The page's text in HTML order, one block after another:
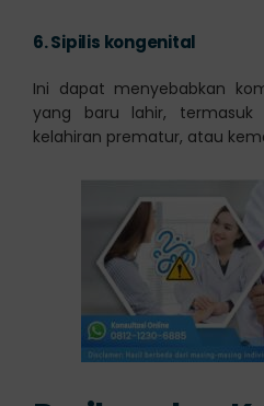
6.Sipilis kongenital
Ini dapat menyebabkan
yang baru lahir, termasuk
kelahiran prematur, atau